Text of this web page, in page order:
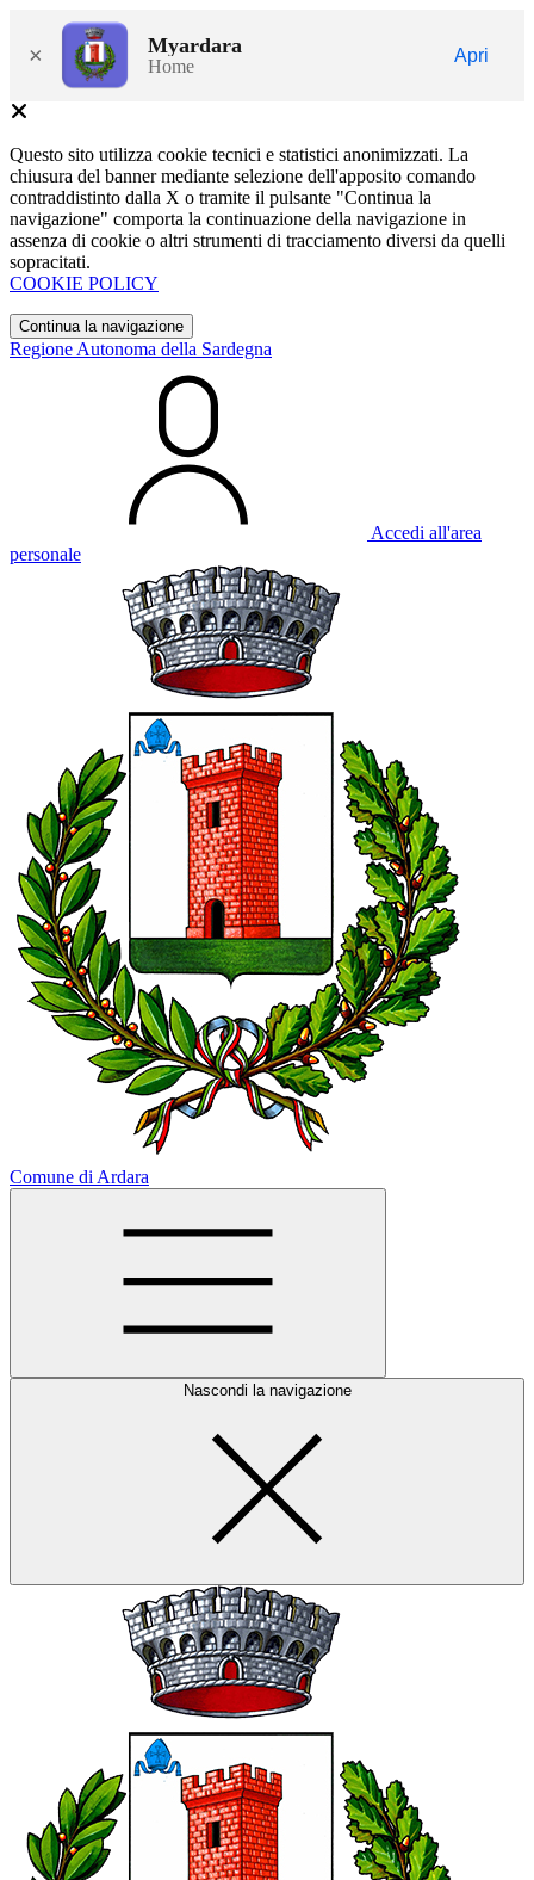
× Myardara
Home
Apri
Questo sito utilizza cookie tecnici e statistici anonimizzati. La
chiusura del banner mediante selezione dell'apposito comando
contraddistinto dalla X o tramite il pulsante "Continua la
navigazione" comporta la continuazione della navigazione in
assenza di cookie o altri strumenti di tracciamento diversi da quelli
sopracitati.
COOKIE POLICY
Continua la navigazione
Regione Autonoma della Sardegna
Accedi all'area
personale
Comune di Ardara
Nascondi la navigazione